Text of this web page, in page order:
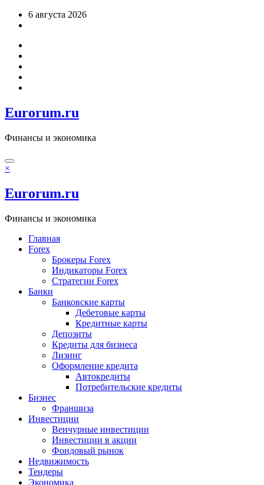
Перейти6 августа 2026
Eurorum.ru
Финансы и экономика
×
Eurorum.ru
Финансы и экономика
Главная
Forex
Брокеры Forex
Индикаторы Forex
Стратегии Forex
Банки
Банковские карты
Дебетовые карты
Кредитные карты
Депозиты
Кредиты для бизнеса
Лизинг
Оформление кредита
Автокредиты
Потребительские кредиты
Бизнес
Франшиза
Инвестиции
Венчурные инвестиции
Инвестиции в акции
Фондовый рынок
Недвижимость
Тендеры
Экономика